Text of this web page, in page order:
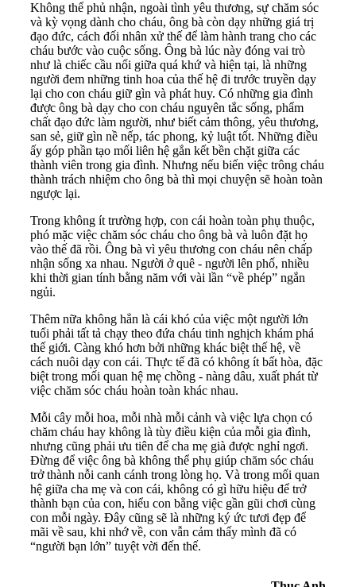
Không thể phủ nhận, ngoài tình yêu thương, sự chăm sóc
và kỳ vọng dành cho cháu, ông bà còn dạy những giá trị
đạo đức, cách đối nhân xử thế để làm hành trang cho các
cháu bước vào cuộc sống. Ông bà lúc này đóng vai trò
như là chiếc cầu nối giữa quá khứ và hiện tại, là những
người đem những tinh hoa của thế hệ đi trước truyền dạy
lại cho con cháu giữ gìn và phát huy. Có những gia đình
được ông bà dạy cho con cháu nguyên tắc sống, phẩm
chất đạo đức làm người, như biết cảm thông, yêu thương,
san sẻ, giữ gìn nề nếp, tác phong, kỷ luật tốt. Những điều
ấy góp phần tạo mối liên hệ gắn kết bền chặt giữa các
thành viên trong gia đình. Nhưng nếu biến việc trông cháu
thành trách nhiệm cho ông bà thì mọi chuyện sẽ hoàn toàn
ngược lại.
Trong không ít trường hợp, con cái hoàn toàn phụ thuộc,
phó mặc việc chăm sóc cháu cho ông bà và luôn đặt họ
vào thế đã rồi. Ông bà vì yêu thương con cháu nên chấp
nhận sống xa nhau. Người ở quê - người lên phố, nhiều
khi thời gian tính bằng năm với vài lần “về phép” ngắn
ngủi.
Thêm nữa không hẳn là cái khó của việc một người lớn
tuổi phải tất tả chạy theo đứa cháu tinh nghịch khám phá
thế giới. Càng khó hơn bởi những khác biệt thế hệ, về
cách nuôi dạy con cái. Thực tế đã có không ít bất hòa, đặc
biệt trong mối quan hệ mẹ chồng - nàng dâu, xuất phát từ
việc chăm sóc cháu hoàn toàn khác nhau.
Mỗi cây mỗi hoa, mỗi nhà mỗi cảnh và việc lựa chọn có
chăm cháu hay không là tùy điều kiện của mỗi gia đình,
nhưng cũng phải ưu tiên để cha mẹ già được nghỉ ngơi.
Đừng để việc ông bà không thể phụ giúp chăm sóc cháu
trở thành nỗi canh cánh trong lòng họ. Và trong mối quan
hệ giữa cha mẹ và con cái, không có gì hữu hiệu để trở
thành bạn của con, hiểu con bằng việc gần gũi chơi cùng
con mỗi ngày. Đây cũng sẽ là những ký ức tươi đẹp để
mãi về sau, khi nhớ về, con vẫn cảm thấy mình đã có
“người bạn lớn” tuyệt vời đến thế.